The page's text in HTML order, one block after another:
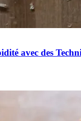
avec des